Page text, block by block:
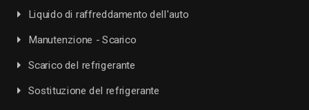
Liquido di raffreddamento dell'auto
Manutenzione - Scarico
Scarico del refrigerante
Sostituzione del refrigerante